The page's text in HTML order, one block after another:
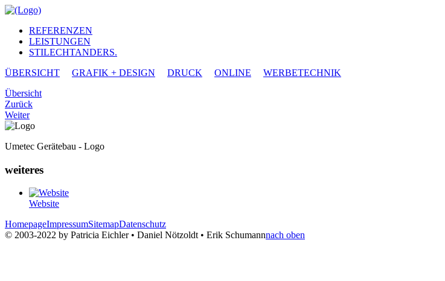
REFERENZEN
LEISTUNGEN
STILECHTANDERS.
ÜBERSICHT
GRAFIK + DESIGN DRUCK ONLINE
WERBETECHNIK
Übersicht
Zurück
Weiter
Umetec Gerätebau - Logo
weiteres
Website
HomepageImpressumSitemapDatenschutz
© 2003-2022 by Patricia Eichler • Daniel Nötzoldt • Erik Schumannnach oben